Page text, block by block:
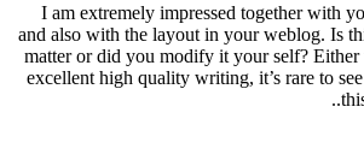
I am extremely impressed together with
and also with the layout in your weblog. Is
matter or did you modify it your self? Either
excellent high quality writing, it’s rare to